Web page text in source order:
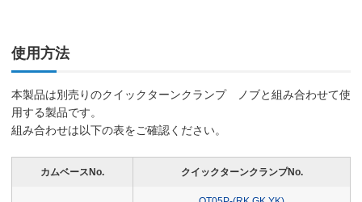
使用方法
本製品は別売りのクイックターンクランプ ノブと組み合わせて使
用する製品です。
組み合わせは以下の表をご確認ください。
カムベースNo. クイックターンクランプNo.